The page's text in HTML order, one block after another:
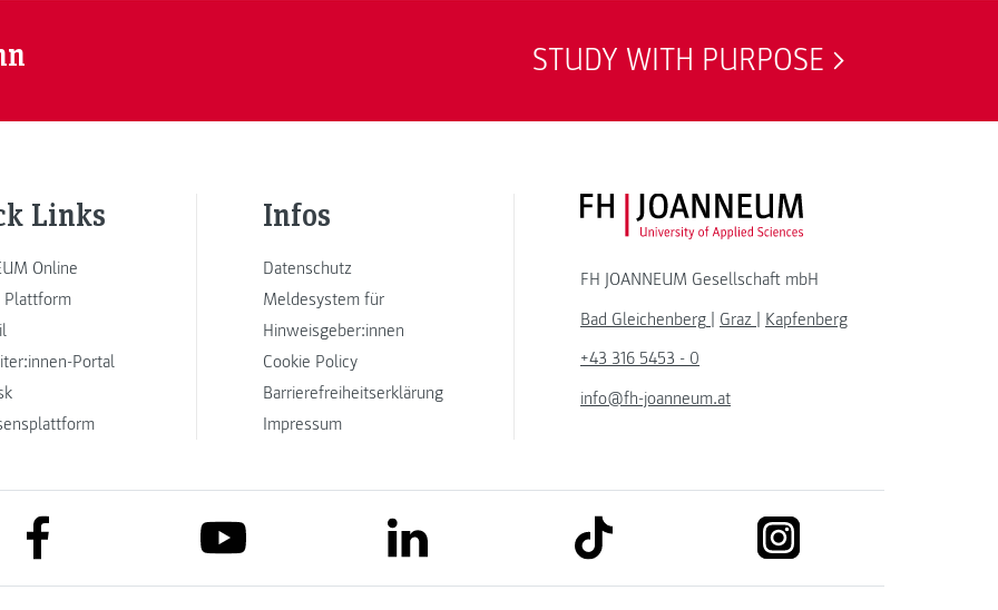
STUDY WITH PURPOSE
Links
Online
Portal
Infos
Datenschutz
Meldesystem für
Hinweisgeber:innen
Cookie Policy
Barrierefreiheitserklärung
Impressum
FH JOANNEUM Logo
FH JOANNEUM Gesellschaft mbH
Bad Gleichenberg | Graz | Kapfenberg
+43 316 5453 - 0
info@fh-joanneum.at
link to facebook link to youtube link to linkedin link to tiktok